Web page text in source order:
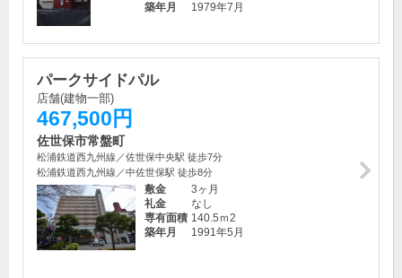
築年月
1979年7月
パークサイドパル
店舗(建物一部)
467,500円
佐世保市常盤町
松浦鉄道西九州線／佐世保中央駅 徒歩7分
松浦鉄道西九州線／中佐世保駅 徒歩8分
敷金
3ヶ月
礼金
なし
専有面積 140.5ｍ2
築年月
1991年5月